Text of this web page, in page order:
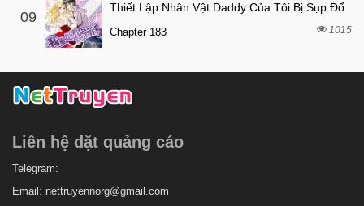
09
Thiết Lập Nhân Vật Daddy Của Tôi Bị Sụp Đổ
Chapter 183 1015
Liên hệ dặt quảng cáo
Telegram:
Email: nettruyennorg@gmail.com